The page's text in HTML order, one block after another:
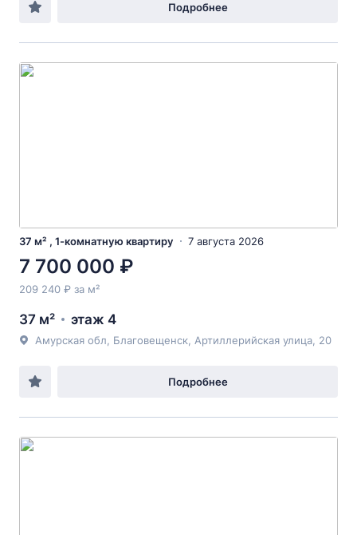
Подробнее
37 м² , 1-комнатную квартиру 7 августа 2026
7 700 000 ₽
209 240 ₽ за м²
37 м² этаж 4
Амурская обл, Благовещенск, Артиллерийская улица, 20
Подробнее